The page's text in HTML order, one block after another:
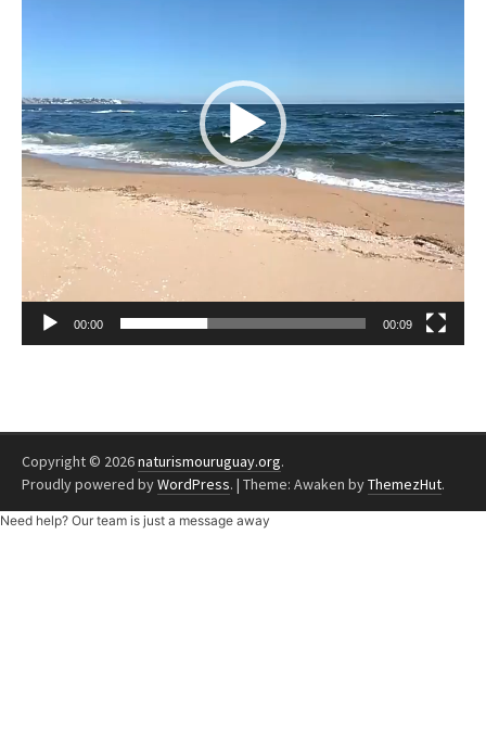
00:00 00:09
Copyright © 2026naturismouruguay.org.
Proudly powered byWordPress. | Theme: Awaken byThemezHut.
Need help? Our team is just a message away